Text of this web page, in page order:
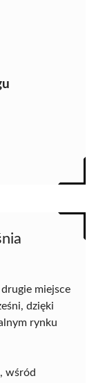
miejsce
dzięki
rynku
wśród